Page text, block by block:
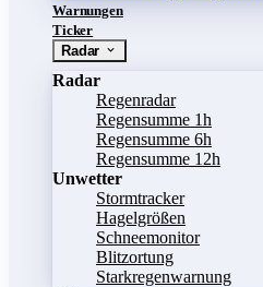
Warnungen
Ticker
Radar
Radar
Regenradar
Regensumme 1h
Regensumme 6h
Regensumme 12h
Unwetter
Stormtracker
Hagelgrößen
Schneemonitor
Blitzortung
Starkregenwarnung